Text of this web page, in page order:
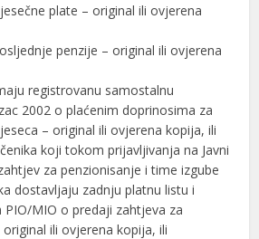
plate – original ili ovjerena
penzije – original ili ovjerena
registrovanu samostalnu
2002 o plaćenim doprinosima za
– original ili ovjerena kopija, ili
koji tokom prijavljivanja na Javni
za penzionisanje i time izgube
dostavljaju zadnju platnu listu i
MIO o predaji zahtjeva za
ili ovjerena kopija, ili